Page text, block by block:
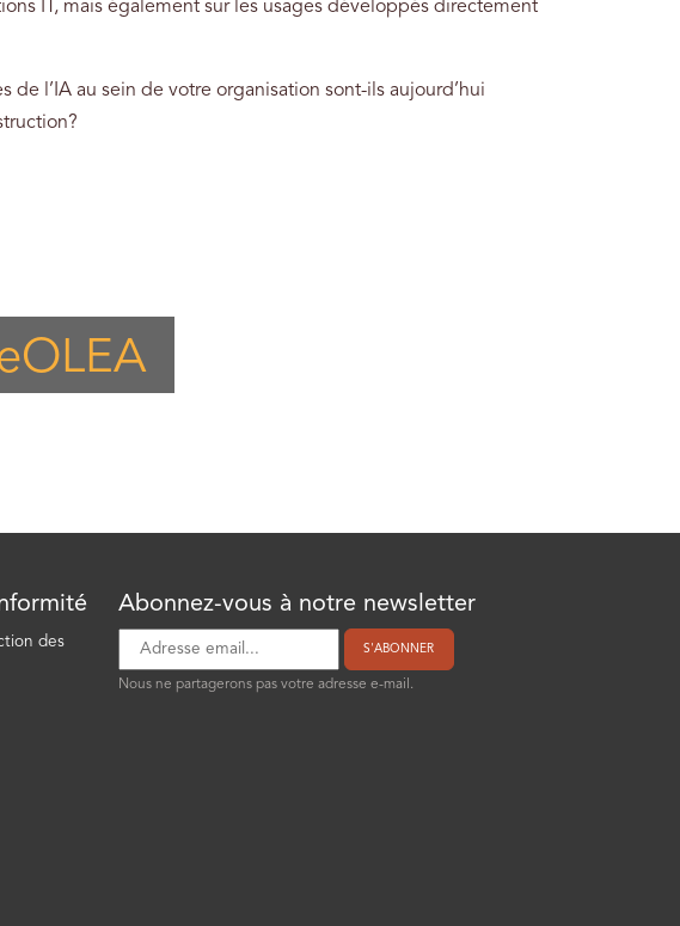
IT, mais également sur les usages développés directement
de l’IA au sein de votre organisation sont-ils aujourd’hui
des
Abonnez-vous à notre newsletter
S'ABONNER
Nous ne partagerons pas votre adresse e-mail.